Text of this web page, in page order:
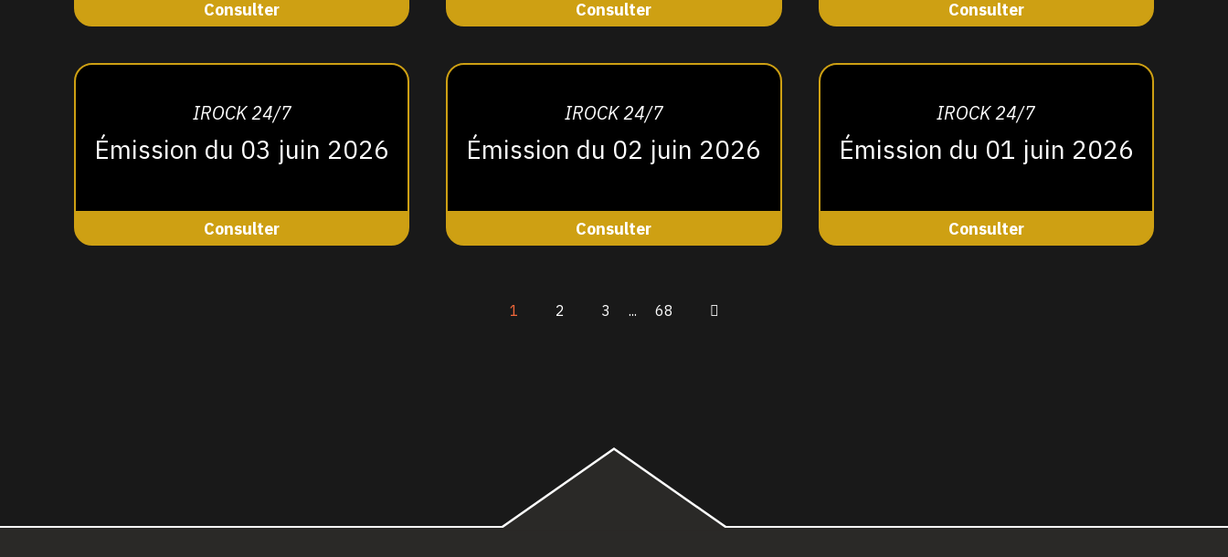
Consulter Consulter Consulter
IROCK 24/7
Émission du 03 juin 2026
Consulter
IROCK 24/7
Émission du 02 juin 2026
Consulter
IROCK 24/7
Émission du 01 juin 2026
Consulter
1 2 3 ... 68